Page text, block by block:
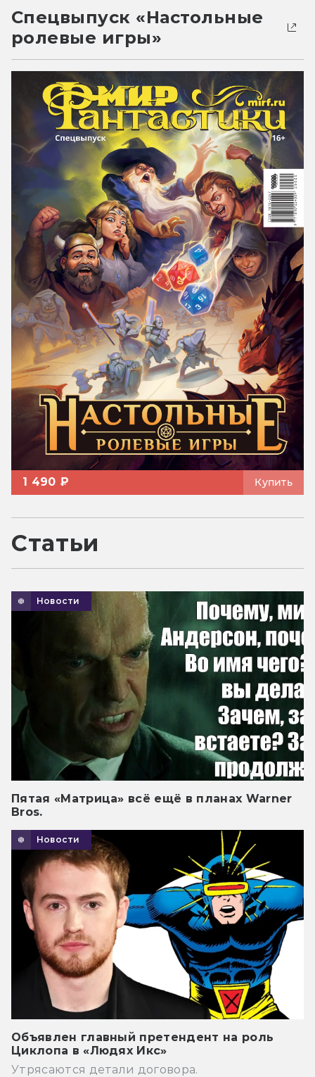
Спецвыпуск «Настольные
ролевые игры»
1 490 ₽ Купить
Статьи
Новости
Пятая «Матрица» всё ещё в планах Warner
Bros.
Новости
Объявлен главный претендент на роль
Циклопа в «Людях Икс»
Утрясаются детали договора.